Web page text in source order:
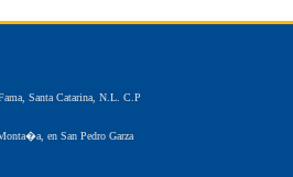
Santa Catarina, N.L. C.P
en San Pedro Garza